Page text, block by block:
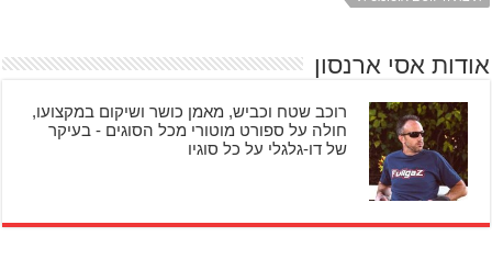
אודות אסי ארנסון
רוכב שטח וכביש, מאמן כושר ושיקום במקצועו,
חולה על ספורט מוטורי מכל הסוגים - בעיקר
של דו-גלגלי על כל סוגיו